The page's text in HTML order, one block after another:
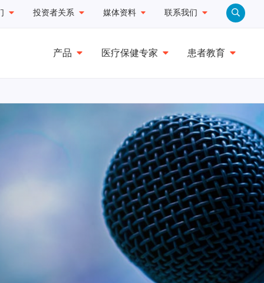
投资者关系 媒体资料 联系我们
产品 医疗保健专家 患者教育